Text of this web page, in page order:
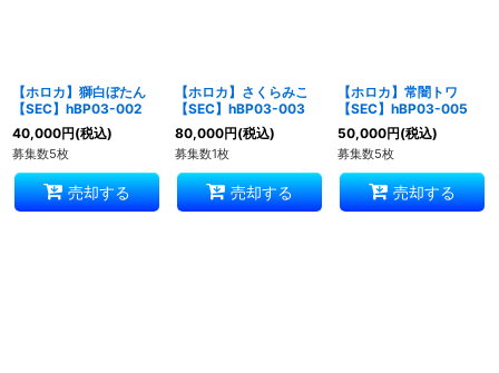
【ホロカ】獅白ぼたん
【SEC】hBP03-002
40,000円(税込)
募集数5枚
売却する
【ホロカ】さくらみこ
【SEC】hBP03-003
80,000円(税込)
募集数1枚
売却する
【ホロカ】常闇トワ
【SEC】hBP03-005
50,000円(税込)
募集数5枚
売却する